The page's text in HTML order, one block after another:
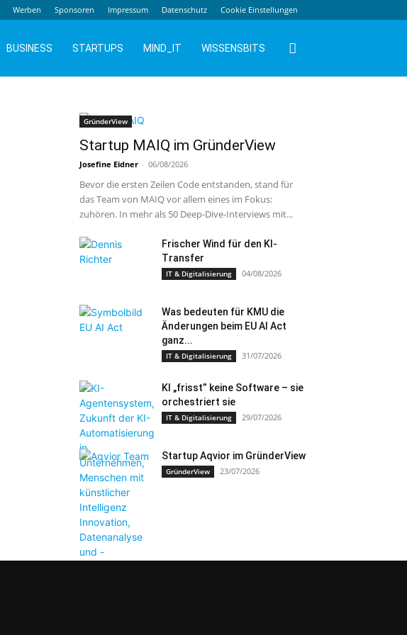
Werben Sponsoren Impressum Datenschutz Cookie Einstellungen
BUSINESS STARTUPS MIND_IT WISSENSBITS
GründerView
Startup MAIQ im GründerView
Josefine Eidner - 06/08/2026
Bevor die ersten Zeilen Code entstanden, stand für
das Team von MAIQ vor allem eines im Fokus:
zuhören. In mehr als 50 Deep-Dive-Interviews mit...
Frischer Wind für den KI-
Transfer
IT & Digitalisierung 04/08/2026
Was bedeuten für KMU die
Änderungen beim EU AI Act
ganz...
IT & Digitalisierung 31/07/2026
KI „frisst” keine Software – sie
orchestriert sie
IT & Digitalisierung 29/07/2026
Startup Aqvior im GründerView
GründerView 23/07/2026